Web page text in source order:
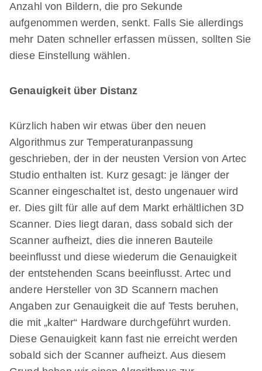
Anzahl von Bildern, die pro Sekunde
aufgenommen werden, senkt. Falls Sie allerdings
mehr Daten schneller erfassen müssen, sollten Sie
diese Einstellung wählen.
Genauigkeit über Distanz
Kürzlich haben wir etwas über den neuen
Algorithmus zur Temperaturanpassung
geschrieben, der in der neusten Version von Artec
Studio enthalten ist. Kurz gesagt: je länger der
Scanner eingeschaltet ist, desto ungenauer wird
er. Dies gilt für alle auf dem Markt erhältlichen 3D
Scanner. Dies liegt daran, dass sobald sich der
Scanner aufheizt, dies die inneren Bauteile
beeinflusst und diese wiederum die Genauigkeit
der entstehenden Scans beeinflusst. Artec und
andere Hersteller von 3D Scannern machen
Angaben zur Genauigkeit die auf Tests beruhen,
die mit „kalter“ Hardware durchgeführt wurden.
Diese Genauigkeit kann fast nie erreicht werden
sobald sich der Scanner aufheizt. Aus diesem